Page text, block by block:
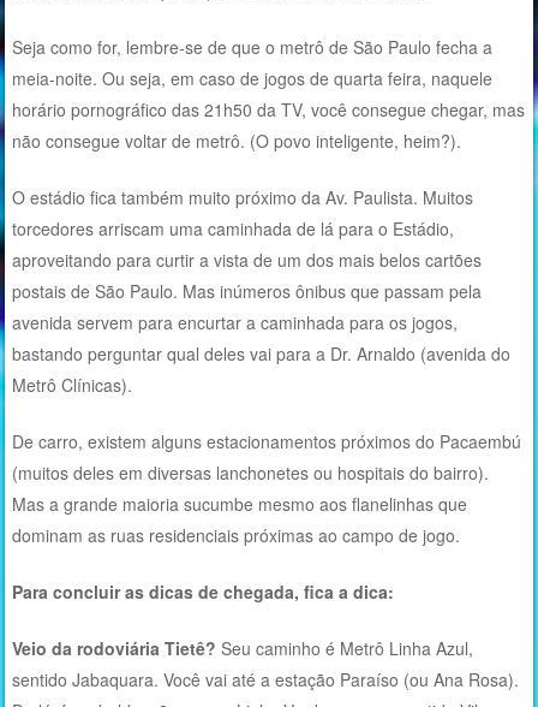
Seja como for, lembre-se de que o metrô de São Paulo fecha a
meia-noite. Ou seja, em caso de jogos de quarta feira, naquele
horário pornográfico das 21h50 da TV, você consegue chegar, mas
não consegue voltar de metrô. (O povo inteligente, heim?).
O estádio fica também muito próximo da Av. Paulista. Muitos
torcedores arriscam uma caminhada de lá para o Estádio,
aproveitando para curtir a vista de um dos mais belos cartões
postais de São Paulo. Mas inúmeros ônibus que passam pela
avenida servem para encurtar a caminhada para os jogos,
bastando perguntar qual deles vai para a Dr. Arnaldo (avenida do
Metrô Clínicas).
De carro, existem alguns estacionamentos próximos do Pacaembú
(muitos deles em diversas lanchonetes ou hospitais do bairro).
Mas a grande maioria sucumbe mesmo aos flanelinhas que
dominam as ruas residenciais próximas ao campo de jogo.
Para concluir as dicas de chegada, fica a dica:
Veio da rodoviária Tietê?Seu caminho é Metrô Linha Azul,
sentido Jabaquara. Você vai até a estação Paraíso (ou Ana Rosa).